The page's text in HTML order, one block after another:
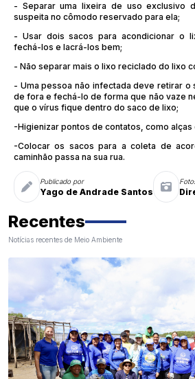
- Separar uma lixeira de uso exclusivo
suspeita no cômodo reservado para ela;
- Usar dois sacos para acondicionar o
fechá-los e lacrá-los bem;
- Não separar mais o lixo reciclado do lixo
- Uma pessoa não infectada deve retirar
de fora e fechá-lo de forma que não vaze
que o vírus fique dentro do saco de lixo;
-Higienizar pontos de contatos, como alças
-Colocar os sacos para a coleta de
caminhão passa na sua rua.
Publicado por
Yago de Andrade Santos
Recentes
Notícias recentes de Meio Ambiente